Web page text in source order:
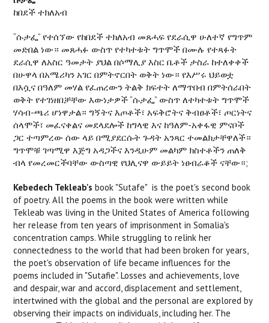
ከበደች ተክለአብ
“ሱታፌ” የተሰኘው የከበደች ተክለአብ መጸሓፍ የደራሲዋ ሁለተኛ የግጥም
መድበል ነው። መጸሓፉ ውስጥ የተካተቱት ግጥሞች በሙሉ የተጻፉት
ደራሲዋ ለአስር ዓመታት ያህል በሶማሊያ እስር ቤቶች ታስራ ከተለቀቀች
በሁዋላ በአሜሪካን አገር በምትኖርበት ወቅት ነው። የእሥሩ ህይወቷ
በእሷና በዓለም መሃል የፈጠረውን ትልቅ ክፍተት ለማጥበብ በምትሰራበት
ወቅት የተገነዘበቻቸው እውነታዎች “ሱታፌ” ውስጥ ለተካተቱት ግጥሞች
ሃሳብ-ጫሪ ሆነዋታል። ግኝትና እጦቶች፣ አፍቅሮትና ቅብፀቶች፣ ጦርነትና
ሰላሞች፣ መፈናቀልና መደላደሎች ከግላዊ እና ከዓለም-አቀፋዊ ምናቦች
ጋር ተጣምረው ሰው ላይ በሚያደርሱት ጉዳት አንጻር ተመልክታቸዋለች።
ግጥሞቹ ገጣሚዋ እጅግ አዳጋችና እንዲሁም መልካም ክስተቶችን ጠለቅ
ብላ የመረመርችባቸው ውስጣዊ የህሊናዋ ውይይት ነፀብራቆች ናቸው።;
Kebedech Tekleab's book "Sutafe" is the poet's second book
of poetry. All the poems in the book were written while
Tekleab was living in the United States of America following
her release from ten years of imprisonment in Somalia's
concentration camps. While struggling to relink her
connectedness to the world that had been broken for years,
the poet's observation of life became influences for the
poems included in "Sutafie". Losses and achievements, love
and despair, war and accord, displacement and settlement,
intertwined with the global and the personal are explored by
observing their impacts on individuals, including her. The